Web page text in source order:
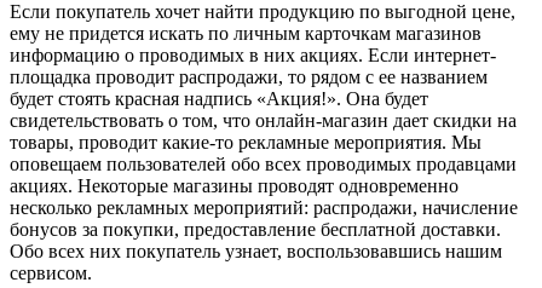
Если покупатель хочет найти продукцию по выгодной цене,
ему не придется искать по личным карточкам магазинов
информацию о проводимых в них акциях. Если интернет-
площадка проводит распродажи, то рядом с ее названием
будет стоять красная надпись «Акция!». Она будет
свидетельствовать о том, что онлайн-магазин дает скидки на
товары, проводит какие-то рекламные мероприятия. Мы
оповещаем пользователей обо всех проводимых продавцами
акциях. Некоторые магазины проводят одновременно
несколько рекламных мероприятий: распродажи, начисление
бонусов за покупки, предоставление бесплатной доставки.
Обо всех них покупатель узнает, воспользовавшись нашим
сервисом.